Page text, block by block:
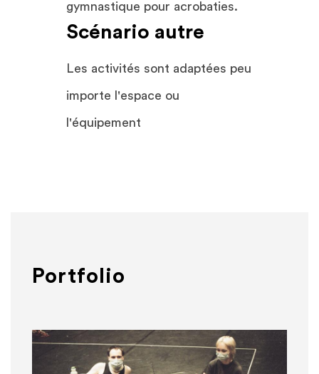
gymnastique pour acrobaties.
Scénario autre
Les activités sont adaptées peu
importe l'espace ou
l'équipement
Portfolio